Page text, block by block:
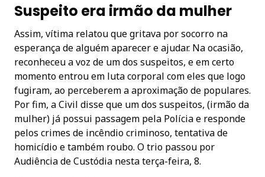
Suspeito era irmão da mulher
Assim, vítima relatou que gritava por socorro na
esperança de alguém aparecer e ajudar. Na ocasião,
reconheceu a voz de um dos suspeitos, e em certo
momento entrou em luta corporal com eles que logo
fugiram, ao perceberem a aproximação de populares.
Por fim, a Civil disse que um dos suspeitos, (irmão da
mulher) já possui passagem pela Polícia e responde
pelos crimes de incêndio criminoso, tentativa de
homicídio e também roubo. O trio passou por
Audiência de Custódia nesta terça-feira, 8.